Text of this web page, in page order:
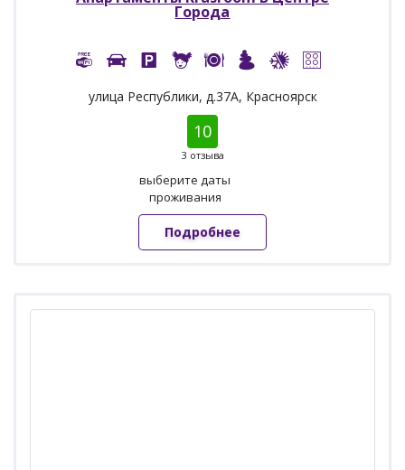
Города
улица Республики, д.37А, Красноярск
10
3 отзыва
выберите даты
проживания
Подробнее